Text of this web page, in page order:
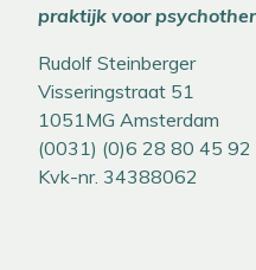
praktijk voor
Rudolf Steinberger
Visseringstraat 51
1051MG Amsterdam
(0031) (0)6 28 80 45 92
Kvk-nr. 34388062